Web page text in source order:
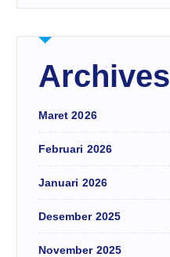
Archives
Maret 2026
Februari 2026
Januari 2026
Desember 2025
November 2025